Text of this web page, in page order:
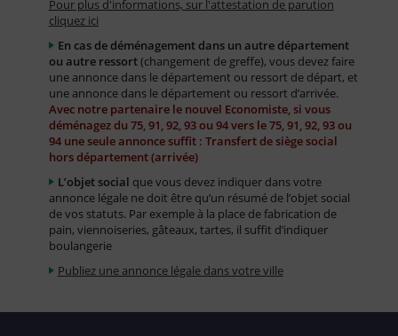
Pour plus d'informations, sur l'attestation de parution
cliquez ici
En cas de déménagement dans un autre département
ou autre ressort(changement de greffe), vous devez faire
une annonce dans le département ou ressort de départ, et
une annonce dans le département ou ressort d’arrivée.
Avec notre partenaire le nouvel Economiste, si vous
déménagez du 75, 91, 92, 93 ou 94 vers le 75, 91, 92, 93 ou
94 une seule annonce suffit : Transfert de siège social
hors département (arrivée)
L’objet social que vous devez indiquer dans votre
annonce légale ne doit être qu’un résumé de l’objet social
de vos statuts. Par exemple à la place de fabrication de
pain, viennoiseries, gâteaux, tartes, il suffit d’indiquer
boulangerie
Publiez une annonce légale dans votre ville